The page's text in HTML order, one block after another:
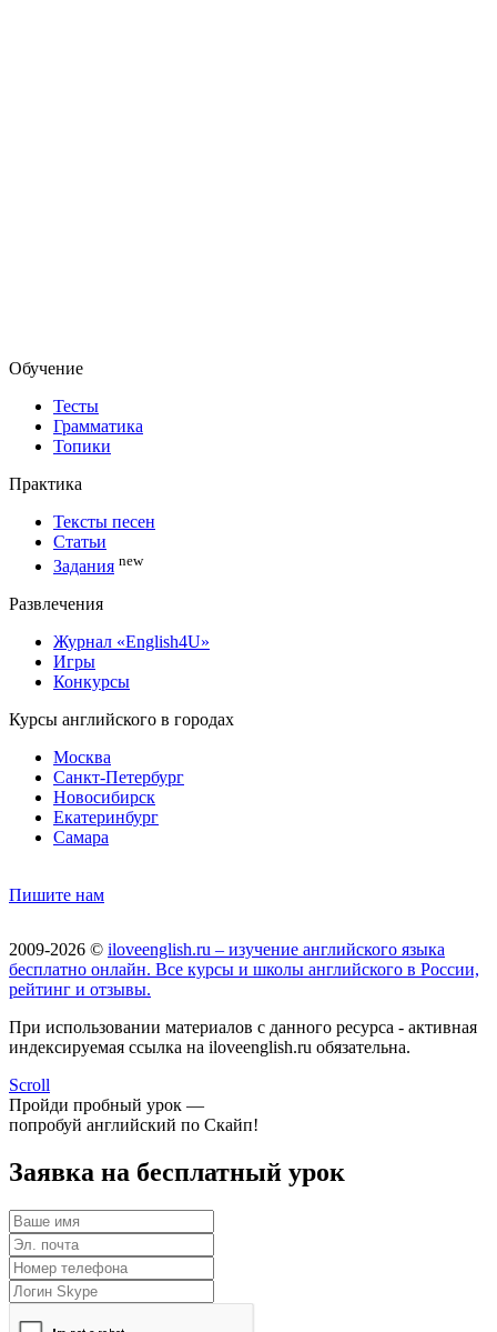
Обучение
Тесты
Грамматика
Топики
Практика
Тексты песен
Статьи
Задания new
Развлечения
Журнал «English4U»
Игры
Конкурсы
Курсы английского в городах
Москва
Санкт-Петербург
Новосибирск
Екатеринбург
Самара
Пишите нам
2009-2026 © iloveenglish.ru – изучение английского языка
бесплатно онлайн. Все курсы и школы английского в России,
рейтинг и отзывы.
При использовании материалов с данного ресурса - активная
индексируемая ссылка на iloveenglish.ru обязательна.
Scroll
Пройди пробный урок —
попробуй английский по Скайп!
Заявка на бесплатный урок